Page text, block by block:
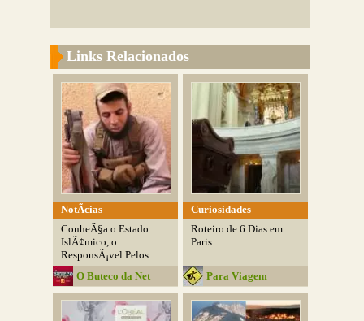
Links Relacionados
NotÃ­cias
ConheÃ§a o Estado
IslÃ¢mico, o
ResponsÃ¡vel Pelos...
O Buteco da Net
Curiosidades
Roteiro de 6 Dias em
Paris
Para Viagem